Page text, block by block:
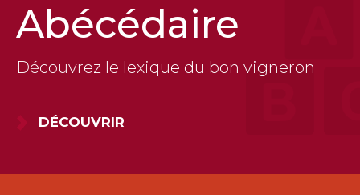
Abécédaire
Découvrez le lexique du bon vigneron
DÉCOUVRIR